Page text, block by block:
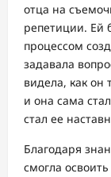
отца на
репетиции. Ей
процессом
задавала
видела, как он
и она сама
стал ее
Благодаря
смогла